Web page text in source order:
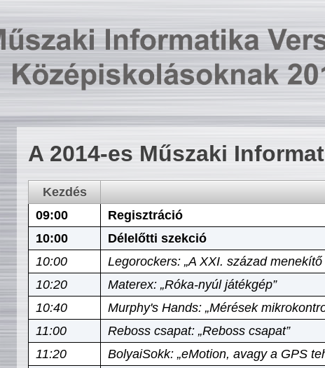
A 2014-es Műszaki
Kezdés
09:00
Regisztráció
10:00
Délelőtti szekció
10:00
Legorockers: „A XXI. század menekítő
10:20
Materex: „Róka-nyúl játékgép”
10:40
Murphy's Hands: „Mérések
11:00
Reboss csapat: „Reboss csapat”
11:20
BolyaiSokk: „eMotion, avagy a GPS